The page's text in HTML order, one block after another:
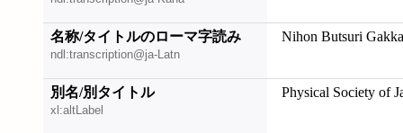
名称/タイトルのローマ字読み
ndl:transcription@ja-Latn
Nihon Butsuri
別名/別タイトル
xl:altLabel
Physical Society of